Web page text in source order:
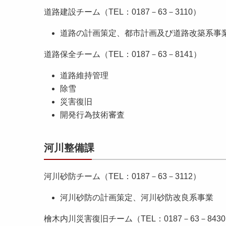
道路建設チーム（TEL：0187－63－3110）
道路の計画策定、都市計画及び道路改築系事
道路保全チーム（TEL：0187－63－8141）
道路維持管理
除雪
災害復旧
開発行為技術審査
河川整備課
河川砂防チーム（TEL：0187－63－3112）
河川砂防の計画策定、河川砂防改良系事業
檜木内川災害復旧チーム（TEL：0187－63－